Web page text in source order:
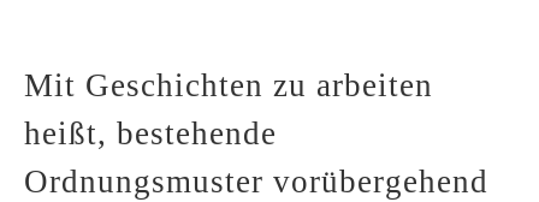
Mit Geschichten zu arbeiten
heißt, bestehende
Ordnungsmuster vorübergehend